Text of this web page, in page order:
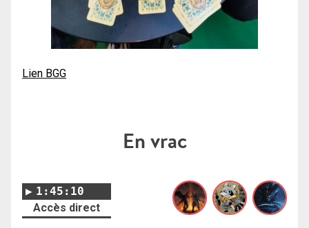
Lien BGG
En vrac
1:45:10
Accès direct